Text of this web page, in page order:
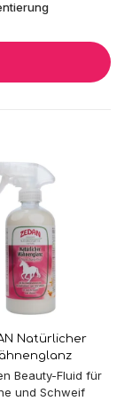
Natürlicher
Beauty-Fluid für
und Schweif